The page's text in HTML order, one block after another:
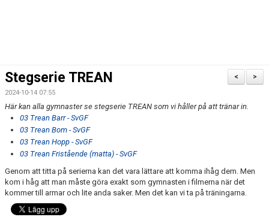
>
<
Stegserie TREAN
2024-10-14 07:55
Här kan alla gymnaster se stegserie TREAN som vi håller på att tränar in.
03 Trean Barr - SvGF
03 Trean Bom - SvGF
03 Trean Hopp - SvGF
03 Trean Fristående (matta) - SvGF
Genom att titta på serierna kan det vara lättare att komma ihåg dem. Men
kom i håg att man måste göra exakt som gymnasten i filmerna när det
kommer till armar och lite anda saker. Men det kan vi ta på träningarna.